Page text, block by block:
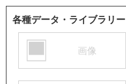
各種データ・ライブラリー
画像